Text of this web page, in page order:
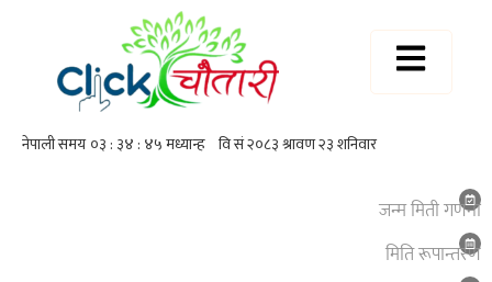
जन्म मिती गणना
मिति रूपान्तरण